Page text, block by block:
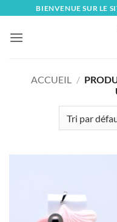
content
BIENVENUE SUR LE
ACCUEIL /